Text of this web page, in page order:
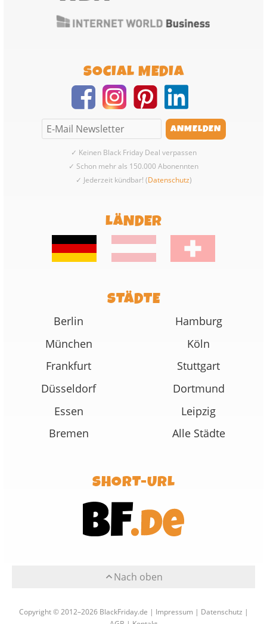
SOCIAL MEDIA
✓ Keinen Black Friday Deal verpassen
✓ Schon mehr als 150.000 Abonennten
✓ Jederzeit kündbar! (Datenschutz)
LÄNDER
STÄDTE
Berlin
Hamburg
München
Köln
Frankfurt
Stuttgart
Düsseldorf
Dortmund
Essen
Leipzig
Bremen
Alle Städte
SHORT-URL
Nach oben
Copyright © 2012–2026 BlackFriday.de | Impressum | Datenschutz |